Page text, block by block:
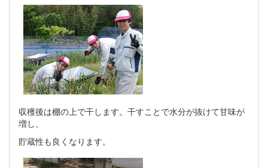
収穫後は棚の上で干します。干すことで水分が抜けて甘味が
増し、
貯蔵性も良くなります。